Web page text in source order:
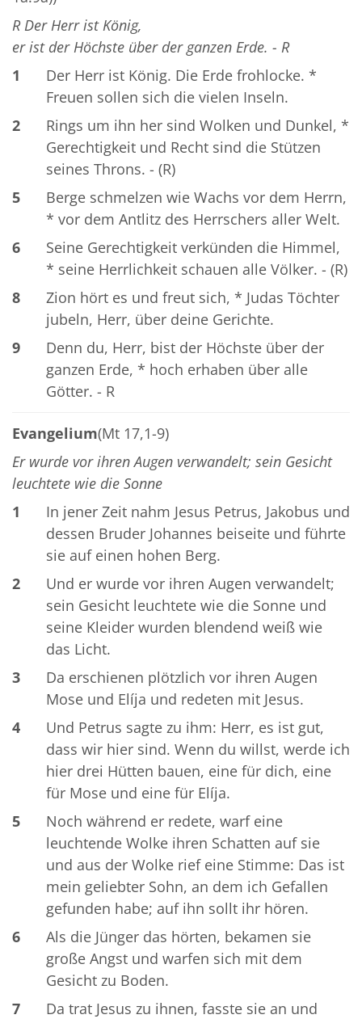
R Der Herr ist König,
er ist der Höchste über der ganzen Erde. - R
1
Der Herr ist König. Die Erde frohlocke. *
Freuen sollen sich die vielen Inseln.
2
Rings um ihn her sind Wolken und Dunkel, *
Gerechtigkeit und Recht sind die Stützen
seines Throns. - (R)
5
Berge schmelzen wie Wachs vor dem Herrn,
* vor dem Antlitz des Herrschers aller Welt.
6
Seine Gerechtigkeit verkünden die Himmel,
* seine Herrlichkeit schauen alle Völker. - (R)
8
Zion hört es und freut sich, * Judas Töchter
jubeln, Herr, über deine Gerichte.
9
Denn du, Herr, bist der Höchste über der
ganzen Erde, * hoch erhaben über alle
Götter. - R
Evangelium(Mt 17,1-9)
Er wurde vor ihren Augen verwandelt; sein Gesicht
leuchtete wie die Sonne
1
In jener Zeit nahm Jesus Petrus, Jakobus und
dessen Bruder Johannes beiseite und führte
sie auf einen hohen Berg.
2
Und er wurde vor ihren Augen verwandelt;
sein Gesicht leuchtete wie die Sonne und
seine Kleider wurden blendend weiß wie
das Licht.
3
Da erschienen plötzlich vor ihren Augen
Mose und Elíja und redeten mit Jesus.
4
Und Petrus sagte zu ihm: Herr, es ist gut,
dass wir hier sind. Wenn du willst, werde ich
hier drei Hütten bauen, eine für dich, eine
für Mose und eine für Elíja.
5
Noch während er redete, warf eine
leuchtende Wolke ihren Schatten auf sie
und aus der Wolke rief eine Stimme: Das ist
mein geliebter Sohn, an dem ich Gefallen
gefunden habe; auf ihn sollt ihr hören.
6
Als die Jünger das hörten, bekamen sie
große Angst und warfen sich mit dem
Gesicht zu Boden.
7
Da trat Jesus zu ihnen, fasste sie an und